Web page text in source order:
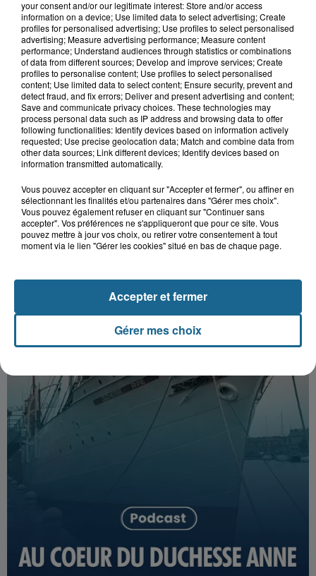
7h21
Samer : deux adolescents de 14 et 15
ans grièvement blessés dans un...
8 août 2026
Âgée de 54 ans, une femme se blesse
dans un accident de trottinette...
your consent and/or our legitimate interest: Store and/or access
information on a device; Use limited data to select advertising; Create
profiles for personalised advertising; Use profiles to select personalised
advertising; Measure advertising performance; Measure content
performance; Understand audiences through statistics or combinations
of data from different sources; Develop and improve services; Create
profiles to personalise content; Use profiles to select personalised
content; Use limited data to select content; Ensure security, prevent and
detect fraud, and fix errors; Deliver and present advertising and content;
Save and communicate privacy choices. These technologies may
process personal data such as IP address and browsing data to offer
following functionalities: Identify devices based on information actively
requested; Use precise geolocation data; Match and combine data from
other data sources; Link different devices; Identify devices based on
information transmitted automatically.
Vous pouvez accepter en cliquant sur "Accepter et fermer", ou affiner en
sélectionnant les finalités et/ou partenaires dans "Gérer mes choix".
Vous pouvez également refuser en cliquant sur "Continuer sans
accepter". Vos préférences ne s'appliqueront que pour ce site. Vous
pouvez mettre à jour vos choix, ou retirer votre consentement à tout
moment via le lien "Gérer les cookies" situé en bas de chaque page.
Gérer mes choix
Accepter et fermer